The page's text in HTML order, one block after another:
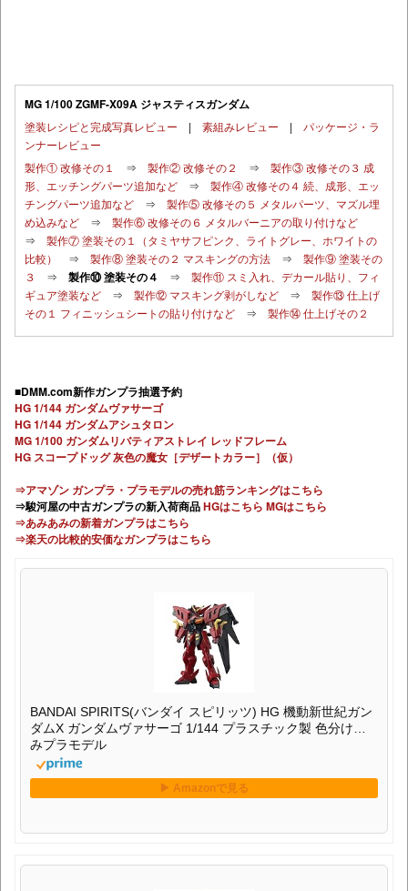
MG 1/100 ZGMF-X09A ジャスティスガンダム
塗装レシピと完成写真レビュー | 素組みレビュー | パッケージ・ラ
ンナーレビュー
製作① 改修その１
⇒ 製作② 改修その２ ⇒ 製作③ 改修その３ 成
形、エッチングパーツ追加など ⇒ 製作④ 改修その４ 続、成形、エッ
チングパーツ追加など ⇒ 製作⑤ 改修その５ メタルパーツ、マズル埋
め込みなど ⇒ 製作⑥ 改修その６ メタルバーニアの取り付けなど
⇒ 製作⑦ 塗装その１（タミヤサフピンク、ライトグレー、ホワイトの
比較）
⇒ 製作⑧ 塗装その２ マスキングの方法 ⇒ 製作⑨ 塗装その
３
⇒ 製作⑩ 塗装その４ ⇒ 製作⑪ スミ入れ、デカール貼り、フィ
ギュア塗装など ⇒ 製作⑫ マスキング剥がしなど ⇒ 製作⑬ 仕上げ
その１ フィニッシュシートの貼り付けなど ⇒ 製作⑭ 仕上げその２
■DMM.com新作ガンプラ抽選予約
HG 1/144 ガンダムヴァサーゴ
HG 1/144 ガンダムアシュタロン
MG 1/100 ガンダムリバティアストレイ レッドフレーム
HG スコープドッグ 灰色の魔女［デザートカラー］（仮）
⇒アマゾン ガンプラ・プラモデルの売れ筋ランキングはこちら
⇒駿河屋の中古ガンプラの新入荷商品HGはこちら MGはこちら
⇒あみあみの新着ガンプラはこちら
⇒楽天の比較的安価なガンプラはこちら
BANDAI SPIRITS(バンダイ スピリッツ) HG 機動新世紀ガン
ダムX ガンダムヴァサーゴ 1/144 プラスチック製 色分け済
みプラモデル